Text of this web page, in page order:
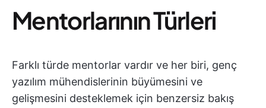
Mentorlarının Türleri
Farklı türde mentorlar vardır ve her biri, genç
yazılım mühendislerinin büyümesini ve
gelişmesini desteklemek için benzersiz bakış